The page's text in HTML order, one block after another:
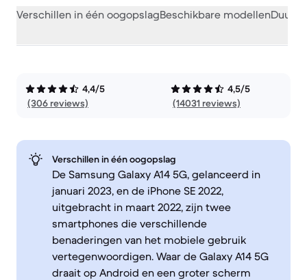
Verschillen in één oogopslagBeschikbare modellen
4,4/5
(306 reviews)
4,5/5
(14031 reviews)
Verschillen in één oogopslag
De Samsung Galaxy A14 5G, gelanceerd in
januari 2023, en de iPhone SE 2022,
uitgebracht in maart 2022, zijn twee
smartphones die verschillende
benaderingen van het mobiele gebruik
vertegenwoordigen. Waar de Galaxy A14 5G
draait op Android en een groter scherm